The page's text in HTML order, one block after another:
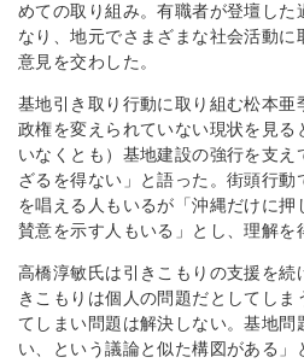
めての取り組み。有職者が登壇し
なり、地元でさまざまな社会活動に
意見を交わした。
基地引き取り行動に取り組む松本亜
政権を変えられていない現状を見る
いなくとも）基地建設の強行を支
ざるを得ない」と語った。街頭行動
を唱える人もいるが「沖縄だけに押
賛意を示す人もいる」とし、理解を
高橋淳敏氏は引きこもりの支援を続
きこもりは個人の問題だとしてしま
てしまい問題は解決しない。基地問
い、という議論と似た構図がある」